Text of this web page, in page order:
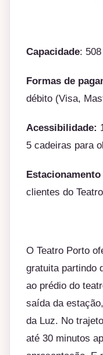
Capacidade:
Formas de
débito (Visa,
Acessibilidade:
5 cadeiras para
clientes do
O Teatro Porto
gratuita partindo
ao prédio do
saída da
da Luz. No
até 30 minutos